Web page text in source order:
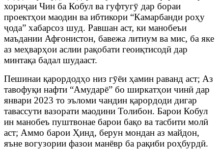
хориҷаи Чин ба Кобул ва гуфтугӯ дар бораи
проектҳои маодин ва ибтикори “Камарбанди роҳу
ҷода” хабарсоз шуд. Равшан аст, ки манобеъи
маъдании Афғонистон, бавежа литиум ва мис, ба яке
аз меҳварҳои аслии рақобати геоиқтисодӣ дар
минтақа бадал шудааст.
Пешинаи қарордодҳо низ гӯёи ҳамин раванд аст; Аз
тавофуқи нафти “Амударё” бо ширкатҳои чинӣ дар
январи 2023 то эъломи чандин қарордоди дигар
тавассути вазорати маодини Толибон. Барои Кобул
ин манобеъ пуштвонае барои бақо ва тасбити молӣ
аст; Аммо барои Ҳинд, берун мондан аз майдон,
яъне вогузории фазои манёвр ба рақиби роҳбурдӣ.